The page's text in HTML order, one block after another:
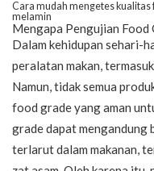
Cara mudah mengetes
melamin
Mengapa Pengujian Food
Dalam kehidupan sehari-
peralatan makan,
Namun, tidak semua
food grade yang aman
grade dapat mengandung
terlarut dalam makanan,